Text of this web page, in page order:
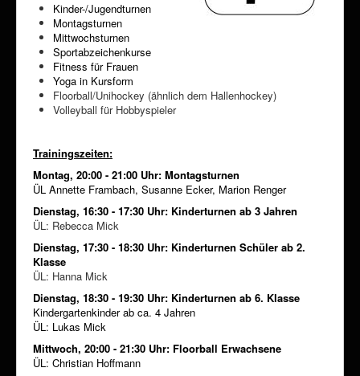
Kinder-/Jugendturnen
Montagsturnen
Mittwochsturnen
Sportabzeichenkurse
Fitness für Frauen
Yoga in Kursform
Floorball/Unihockey (ähnlich dem Hallenhockey)
Volleyball für Hobbyspieler
Trainingszeiten:
Montag, 20:00 - 21:00 Uhr: Montagsturnen
ÜL Annette Frambach, Susanne Ecker, Marion Renger
Dienstag, 16:30 - 17:30 Uhr: Kinderturnen ab 3 Jahren
ÜL: Rebecca Mick
Dienstag, 17:30 - 18:30 Uhr: Kinderturnen Schüler ab 2.
Klasse
ÜL: Hanna Mick
Dienstag, 18:30 - 19:30 Uhr: Kinderturnen ab 6. Klasse
Kindergartenkinder ab ca. 4 Jahren
ÜL: Lukas Mick
Mittwoch, 20:00 - 21:30 Uhr: Floorball Erwachsene
ÜL: Christian Hoffmann